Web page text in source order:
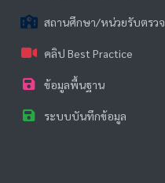
สถานศึกษา/หน่วยรับตรวจ
คลิป Best Practice
ข้อมูลพื้นฐาน
ระบบบันทึกข้อมูล